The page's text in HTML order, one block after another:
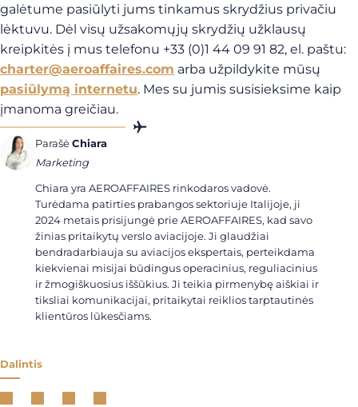
galėtume pasiūlyti jums tinkamus skrydžius privačiu
lėktuvu. Dėl visų užsakomųjų skrydžių užklausų
kreipkitės į mus telefonu +33 (0)1 44 09 91 82, el. paštu:
charter@aeroaffaires.com arba užpildykite mūsų
pasiūlymą internetu. Mes su jumis susisieksime kaip
įmanoma greičiau.
ParašėChiara
Marketing
Chiara yra AEROAFFAIRES rinkodaros vadovė.
Turėdama patirties prabangos sektoriuje Italijoje, ji
2024 metais prisijungė prie AEROAFFAIRES, kad savo
žinias pritaikytų verslo aviacijoje. Ji glaudžiai
bendradarbiauja su aviacijos ekspertais, perteikdama
kiekvienai misijai būdingus operacinius, reguliacinius
ir žmogiškuosius iššūkius. Ji teikia pirmenybę aiškiai ir
tiksliai komunikacijai, pritaikytai reiklios tarptautinės
klientūros lūkesčiams.
Dalintis